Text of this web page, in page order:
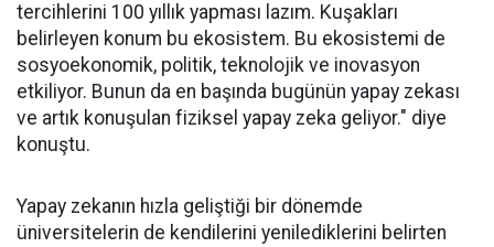
tercihlerini 100 yıllık yapması lazım. Kuşakları
belirleyen konum bu ekosistem. Bu ekosistemi de
sosyoekonomik, politik, teknolojik ve inovasyon
etkiliyor. Bunun da en başında bugünün yapay zekası
ve artık konuşulan fiziksel yapay zeka geliyor." diye
konuştu.
Yapay zekanın hızla geliştiği bir dönemde
üniversitelerin de kendilerini yenilediklerini belirten